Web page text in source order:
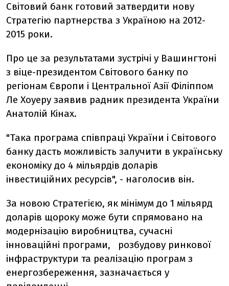
Світовий банк готовий затвердити нову
Стратегію партнерства з Україною на 2012-
2015 роки.
Про це за результатами зустрічі у Вашингтоні
з віце-президентом Світового банку по
регіонам Європи і Центральної Азії Філіппом
Ле Хоуеру заявив радник президента України
Анатолій Кінах.
"Така програма співпраці України і Світового
банку дасть можливість залучити в українську
економіку до 4 мільярдів доларів
інвестиційних ресурсів", - наголосив він.
За новою Стратегією, як мінімум до 1 мільярд
доларів щороку може бути спрямовано на
модернізацію виробництва, сучасні
інноваційні програми, розбудову ринкової
інфраструктури та реалізацію програм з
енергозбереження, зазначається у